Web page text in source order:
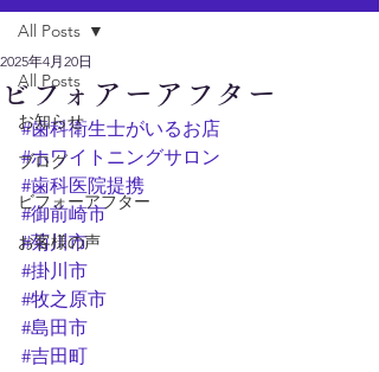
All Posts
お知らせ
ブログ
ビフォーアフター
お客様の声
All Posts
ビフォアーアフター
2025年4月20日
#歯科衛生士がいるお店
#ホワイトニングサロン
#歯科医院提携
#御前崎市
#菊川市
#掛川市
#牧之原市
#島田市
#吉田町